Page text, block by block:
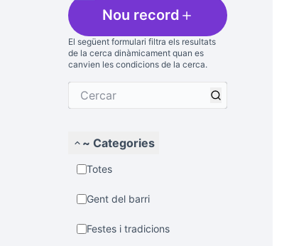
Nou record
El següent formulari filtra els resultats
de la cerca dinàmicament quan es
canvien les condicions de la cerca.
~ Categories
Totes
Gent del barri
Festes i tradicions